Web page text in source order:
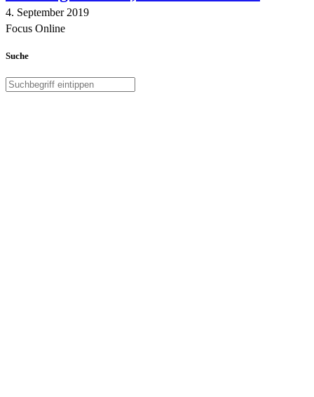
4. September 2019
Focus Online
Suche